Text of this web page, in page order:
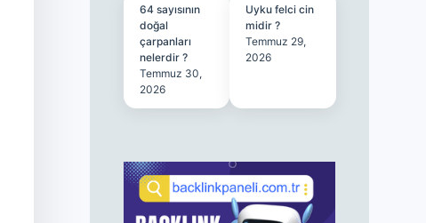
64 sayısının
doğal
çarpanları
nelerdir ?
Temmuz 30,
2026
Uyku felci cin
midir ?
Temmuz 29,
2026